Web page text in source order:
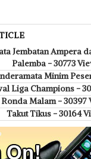
Jembatan Ampera
Palemba - 30773
Minim
Liga Champions -
Ronda Malam - 30397
Takut Tikus - 30164